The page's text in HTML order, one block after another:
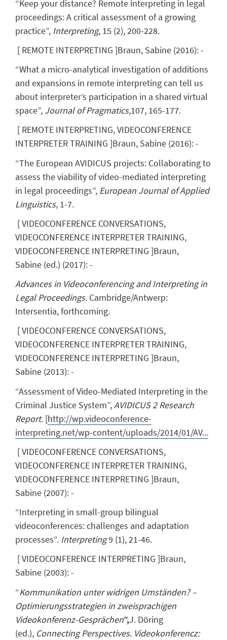
“Keep your distance? Remote interpreting in legal
proceedings: A critical assessment of a growing
practice”, Interpreting, 15 (2), 200-228.
[ REMOTE INTERPRETING ]Braun, Sabine (2016):-
“What a micro-analytical investigation of additions
and expansions in remote interpreting can tell us
about interpreter’s participation in a shared virtual
space”, Journal of Pragmatics,107, 165-177.
[ REMOTE INTERPRETING, VIDEOCONFERENCE
INTERPRETER TRAINING ]Braun, Sabine (2016):-
“The European AVIDICUS projects: Collaborating to
assess the viability of video-mediated interpreting
in legal proceedings”, European Journal of Applied
Linguistics, 1-7.
[VIDEOCONFERENCE CONVERSATIONS,
VIDEOCONFERENCE INTERPRETER TRAINING,
VIDEOCONFERENCE INTERPRETING ]Braun,
Sabine (ed.) (2017):-
Advances in Videoconferencing and Interpreting in
Legal Proceedings. Cambridge/Antwerp:
Intersentia, forthcoming.
[VIDEOCONFERENCE CONVERSATIONS,
VIDEOCONFERENCE INTERPRETER TRAINING,
VIDEOCONFERENCE INTERPRETING ]Braun,
Sabine (2013):-
“Assessment of Video-Mediated Interpreting in the
Criminal Justice System”,AVIDICUS 2 Research
Report. [http://wp.videoconference-
interpreting.net/wp-content/uploads/2014/01/AV...
[VIDEOCONFERENCE CONVERSATIONS,
VIDEOCONFERENCE INTERPRETER TRAINING,
VIDEOCONFERENCE INTERPRETING ]Braun,
Sabine (2007):-
“Interpreting in small-group bilingual
videoconferences: challenges and adaptation
processes”. Interpreting9 (1), 21-46.
[VIDEOCONFERENCE INTERPRETING ]Braun,
Sabine (2003):-
“Kommunikation unter widrigen Umständen? –
Optimierungsstrategien in zweisprachigen
Videokonferenz-Gesprächen”,J. Döring
(ed.), Connecting Perspectives. Videokonferencz: